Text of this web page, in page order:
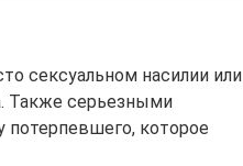
сексуальном насилии или
Также серьезными
потерпевшего, которое